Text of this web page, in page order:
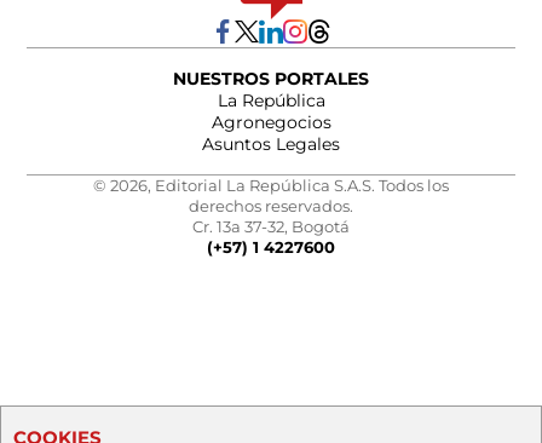
NUESTROS PORTALES
La República
Agronegocios
Asuntos Legales
© 2026, Editorial La República S.A.S. Todos los
derechos reservados.
Cr. 13a 37-32, Bogotá
(+57) 1 4227600
COOKIES